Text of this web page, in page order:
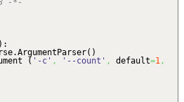
-*-
) :
ArgumentParser( )
( '-c' , '--count' , default=1,